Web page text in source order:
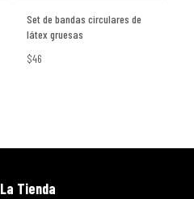
Set de bandas circulares de
látex gruesas
$46
La Tienda